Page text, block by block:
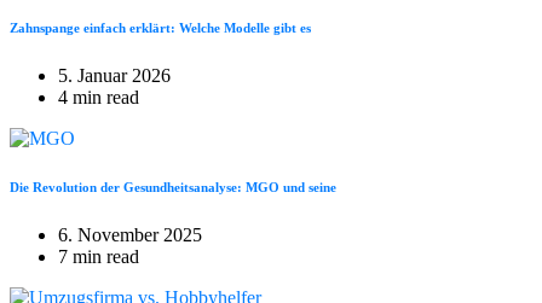
Zahnspange einfach erklärt: Welche Modelle gibt es
5. Januar 2026
4 min read
Die Revolution der Gesundheitsanalyse: MGO und seine
6. November 2025
7 min read